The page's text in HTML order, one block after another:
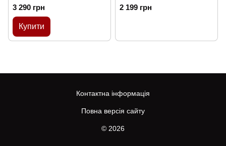
Fantasy автоматична,
прозоро-чорна
3 290 грн
Купити
Pleasure, 6.5 см х 9 см
2 199 грн
Контактна інформація
Повна версія сайту
© 2026